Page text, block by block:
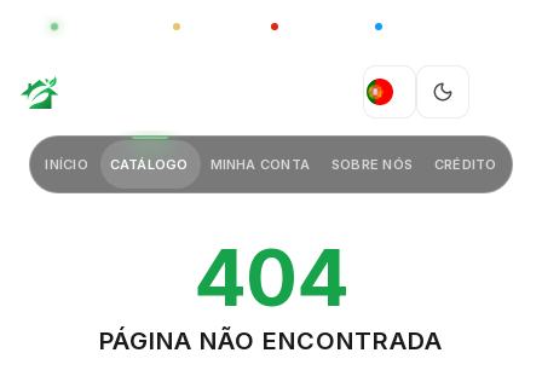
GLOBAL CHINA
PT
INÍCIO CATÁLOGO MINHA CONTA SOBRE NÓS CRÉDITO
404
PÁGINA NÃO ENCONTRADA